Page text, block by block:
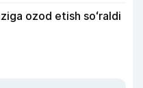
ozod etish soʻraldi